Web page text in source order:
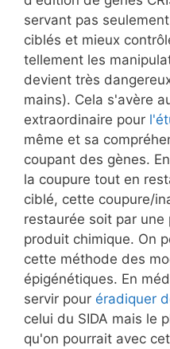
servant pas
ciblés et mieux
tellement les
devient très
mains). Cela s'avère
extraordinaire pour
même et sa
coupant des gènes.
la coupure tout en
ciblé, cette coupure/
restaurée soit par
produit chimique. On
cette méthode des
épigénétiques. En
servir pour éradiquer
celui du SIDA mais le
qu'on pourrait avec